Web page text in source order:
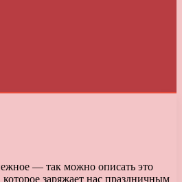
— так можно описать это
заряжает нас праздничным